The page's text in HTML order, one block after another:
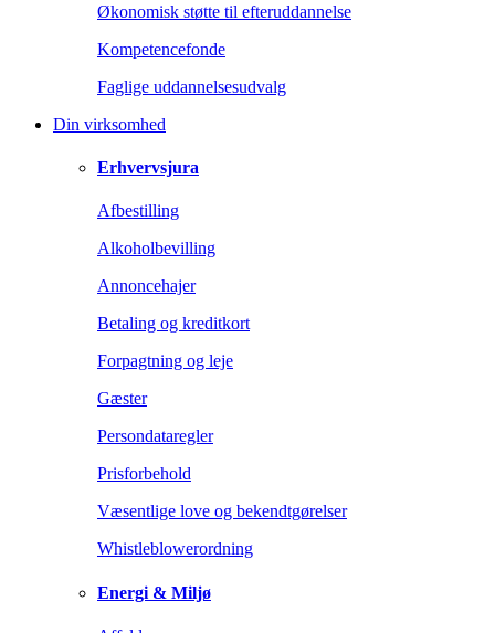
Økonomisk støtte til efteruddannelse
Kompetencefonde
Faglige uddannelsesudvalg
Din virksomhed
Erhvervsjura
Afbestilling
Alkoholbevilling
Annoncehajer
Betaling og kreditkort
Forpagtning og leje
Gæster
Persondataregler
Prisforbehold
Væsentlige love og bekendtgørelser
Whistleblowerordning
Energi & Miljø